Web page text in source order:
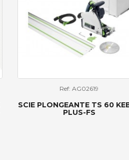
Ref: AG02619
SCIE PLONGEANTE TS 60
PLUS-FS